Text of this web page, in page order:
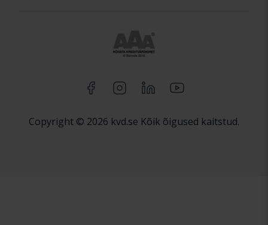
Copyright © 2026 kvd.se Kõik õigused kaitstud.